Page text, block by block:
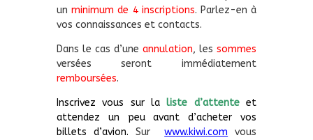
un minimum de 4 inscriptions. Parlez-en à
vos connaissances et contacts.
Dans le cas d’uneannulation, lessommes
versées seront immédiatement
remboursées.
Inscrivez vous sur la liste d’attenteet
attendez un peu avant d’acheter vos
billets d’avion. Sur www.kiwi.com
vous